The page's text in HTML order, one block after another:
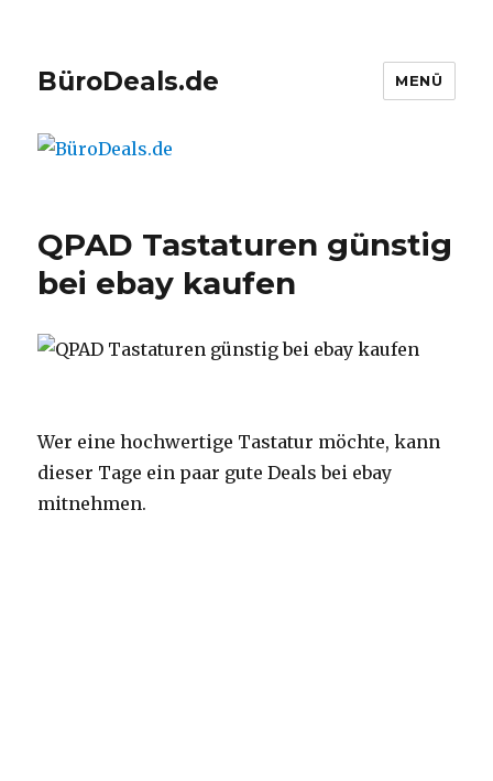
BüroDeals.de MENÜ
QPAD Tastaturen günstig
bei ebay kaufen
Wer eine hochwertige Tastatur möchte, kann
dieser Tage ein paar gute Deals bei ebay
mitnehmen.